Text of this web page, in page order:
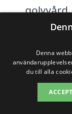
högre
Denna
du till alla